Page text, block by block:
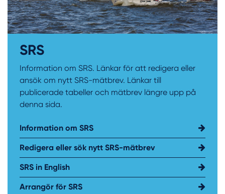
SRS
Information om SRS. Länkar för att redigera eller
ansök om nytt SRS-mätbrev. Länkar till
publicerade tabeller och mätbrev längre upp på
denna sida.
Information om SRS
Redigera eller sök nytt SRS-mätbrev
SRS in English
Arrangör för SRS